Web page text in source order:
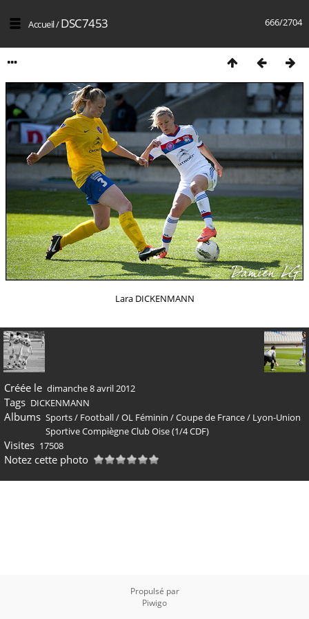
666/2704
Accueil/DSC7453
Lara DICKENMANN
Créée le dimanche 8 avril 2012
Tags DICKENMANN
Albums Sports/ Football/OL Féminin /Coupe de France/ Lyon-Union
Sportive Compiègne Club Oise (1/4 CDF)
Visites 17508
Notez cette photo
Propulsé par
Piwigo